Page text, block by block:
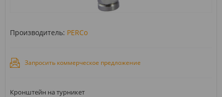
Производитель: PERCo
Запросить коммерческое предложение
Кронштейн на турникет